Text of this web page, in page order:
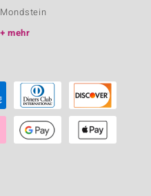
Mondstein
mehr